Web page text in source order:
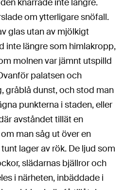
knarrade inte längre.
om ytterligare snöfall.
glas utan av mjölkigt
inte längre som himlakropp,
molnen var jämnt utspilld
palatsen och
gråblå dunst, och stod man
punkterna i staden, eller
avståndet tillät en
man såg ut över en
lager av rök. De ljud som
slädarnas bjällror och
i närheten, inbäddade i